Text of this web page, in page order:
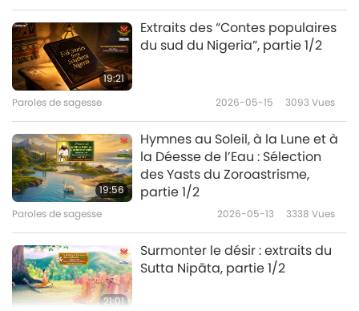
19:21
Extraits des “Contes populaires
du sud du Nigeria”, partie 1/2
Paroles de sagesse 2026-05-15 3093Vues
19:56
Hymnes au Soleil, à la Lune et à
la Déesse de l’Eau : Sélection
des Yasts du Zoroastrisme,
partie 1/2
Paroles de sagesse 2026-05-13 3338 Vues
21:01
Surmonter le désir : extraits du
Sutta Nipāta, partie 1/2